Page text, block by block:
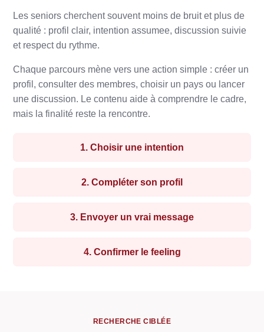
Les seniors cherchent souvent moins de bruit et plus de
qualité : profil clair, intention assumee, discussion suivie
et respect du rythme.
Chaque parcours mène vers une action simple : créer un
profil, consulter des membres, choisir un pays ou lancer
une discussion. Le contenu aide à comprendre le cadre,
mais la finalité reste la rencontre.
1. Choisir une intention
2. Compléter son profil
3. Envoyer un vrai message
4. Confirmer le feeling
RECHERCHE CIBLÉE